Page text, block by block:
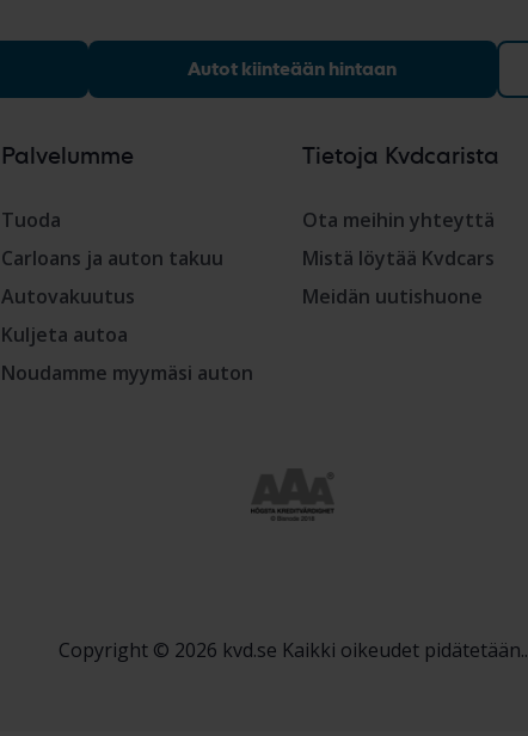
Autot kiinteään hintaan
Palvelumme
Tuoda
Carloans ja auton takuu
Autovakuutus
Kuljeta autoa
Noudamme myymäsi auton
Tietoja Kvdcarista
Ota meihin yhteyttä
Mistä löytää Kvdcars
Meidän uutishuone
Copyright © 2026 kvd.se Kaikki oikeudet pidätetään..